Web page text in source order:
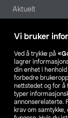
Vi bruker
Ved å trykke på
lagrer
din enhet i
forbedre
nettstedet og for å
typer
annonserelaterte.
krav om
Aktuelt
Våre selskaper